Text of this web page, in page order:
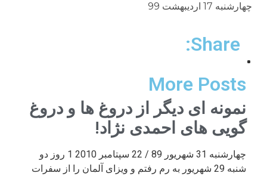
چهارشنبه 17 اردیبهشت 99
Share:
More Posts
نمونه ای دیگر از دروغ ها و دروغ
گویی های احمدی نژاد!
چهارشنبه 31 شهریور 89 / 22 سپتامبر 2010 1 روز دو
شنبه 29 شهریور به رم رفتم و ویزای آلمان را از سفرات